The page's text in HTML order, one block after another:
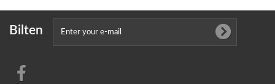
Bilten